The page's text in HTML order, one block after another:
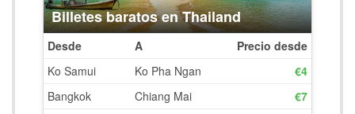
Videos
VIDEOS NÓMADAS